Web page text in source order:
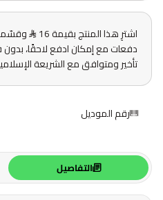
اشترِ هذا المنتج بقيمة 16
دفعات مع إمكان ادفع لاحقًا، بدون
تأخير ومتوافق مع الشريعة
رقم الموديل
التفاصيل